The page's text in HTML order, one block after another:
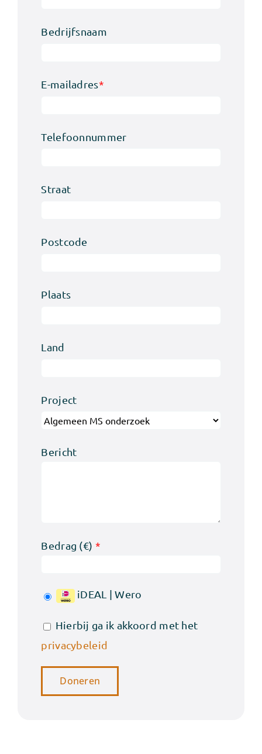
Bedrijfsnaam
E-mailadres*
Telefoonnummer
Straat
Postcode
Plaats
Land
Project
Bericht
Bedrag (€) *
iDEAL | Wero
Hierbij ga ik akkoord met het
privacybeleid